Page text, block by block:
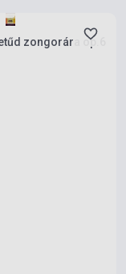
zongorára op.6